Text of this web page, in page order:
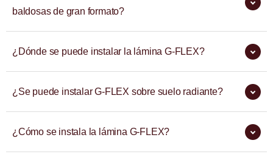
baldosas de gran formato?
¿Dónde se puede instalar la lámina G-FLEX?
¿Se puede instalar G-FLEX sobre suelo radiante?
¿Cómo se instala la lámina G-FLEX?